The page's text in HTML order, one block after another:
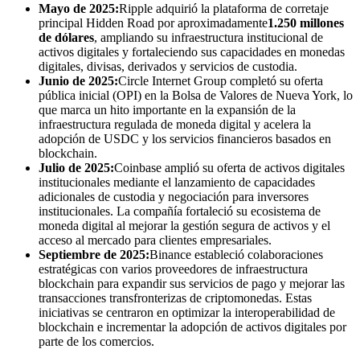
Mayo de 2025:Ripple adquirió la plataforma de corretaje
principal Hidden Road por aproximadamente1.250 millones
de dólares, ampliando su infraestructura institucional de
activos digitales y fortaleciendo sus capacidades en monedas
digitales, divisas, derivados y servicios de custodia.
Junio ​​de 2025:Circle Internet Group completó su oferta
pública inicial (OPI) en la Bolsa de Valores de Nueva York, lo
que marca un hito importante en la expansión de la
infraestructura regulada de moneda digital y acelera la
adopción de USDC y los servicios financieros basados ​​en
blockchain.
Julio de 2025:Coinbase amplió su oferta de activos digitales
institucionales mediante el lanzamiento de capacidades
adicionales de custodia y negociación para inversores
institucionales. La compañía fortaleció su ecosistema de
moneda digital al mejorar la gestión segura de activos y el
acceso al mercado para clientes empresariales.
Septiembre de 2025:Binance estableció colaboraciones
estratégicas con varios proveedores de infraestructura
blockchain para expandir sus servicios de pago y mejorar las
transacciones transfronterizas de criptomonedas. Estas
iniciativas se centraron en optimizar la interoperabilidad de
blockchain e incrementar la adopción de activos digitales por
parte de los comercios.